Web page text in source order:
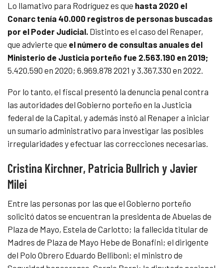
Lo llamativo para Rodríguez es que hasta 2020 el
Conarc tenía 40.000 registros de personas buscadas
por el Poder Judicial. Distinto es el caso del Renaper,
que advierte que el número de consultas anuales del
Ministerio de Justicia porteño fue 2.563.190 en 2019;
5.420.590 en 2020; 6.969.878 2021 y 3.367.330 en 2022.
Por lo tanto, el fiscal presentó la denuncia penal contra
las autoridades del Gobierno porteño en la Justicia
federal de la Capital, y además instó al Renaper a iniciar
un sumario administrativo para investigar las posibles
irregularidades y efectuar las correcciones necesarias.
Cristina Kirchner, Patricia Bullrich y Javier
Milei
Entre las personas por las que el Gobierno porteño
solicitó datos se encuentran la presidenta de Abuelas de
Plaza de Mayo, Estela de Carlotto; la fallecida titular de
Madres de Plaza de Mayo Hebe de Bonafini; el dirigente
del Polo Obrero Eduardo Belliboni; el ministro de